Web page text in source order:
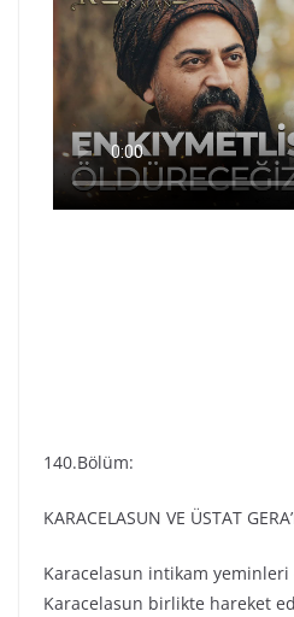
140.Bölüm:
KARACELASUN VE ÜSTAT
Karacelasun intikam yeminleri
Karacelasun birlikte hareket